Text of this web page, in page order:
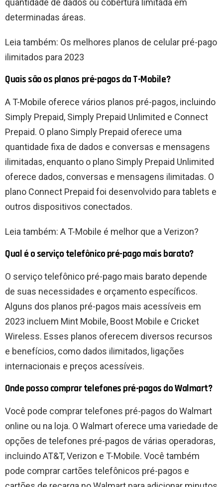
quantidade de dados ou cobertura limitada em
determinadas áreas.
Leia também: Os melhores planos de celular pré-pago
ilimitados para 2023
Quais são os planos pré-pagos da T-Mobile?
A T-Mobile oferece vários planos pré-pagos, incluindo
Simply Prepaid, Simply Prepaid Unlimited e Connect
Prepaid. O plano Simply Prepaid oferece uma
quantidade fixa de dados e conversas e mensagens
ilimitadas, enquanto o plano Simply Prepaid Unlimited
oferece dados, conversas e mensagens ilimitadas. O
plano Connect Prepaid foi desenvolvido para tablets e
outros dispositivos conectados.
Leia também: A T-Mobile é melhor que a Verizon?
Qual é o serviço telefônico pré-pago mais barato?
O serviço telefônico pré-pago mais barato depende
de suas necessidades e orçamento específicos.
Alguns dos planos pré-pagos mais acessíveis em
2023 incluem Mint Mobile, Boost Mobile e Cricket
Wireless. Esses planos oferecem diversos recursos
e benefícios, como dados ilimitados, ligações
internacionais e preços acessíveis.
Onde posso comprar telefones pré-pagos do Walmart?
Você pode comprar telefones pré-pagos do Walmart
online ou na loja. O Walmart oferece uma variedade de
opções de telefones pré-pagos de várias operadoras,
incluindo AT&T, Verizon e T-Mobile. Você também
pode comprar cartões telefônicos pré-pagos e